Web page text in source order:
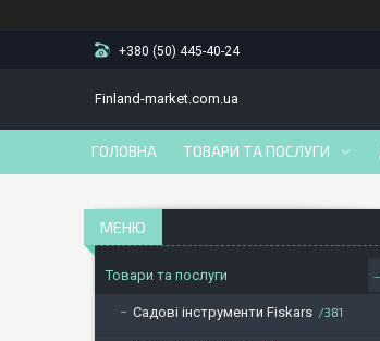
+380 (50) 445-40-24
Finland-market.com.ua
ГОЛОВНА ТОВАРИ ТА ПОСЛУГИ
Товари та послуги
Садові інструменти Fiskars 381